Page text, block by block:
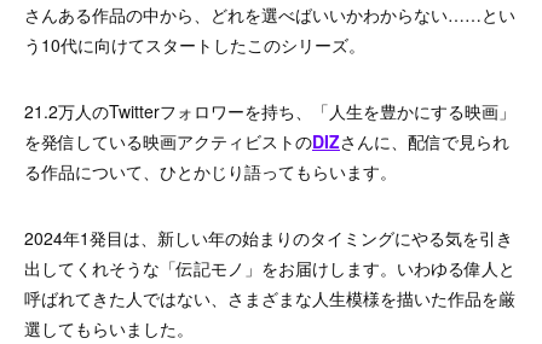
さんある作品の中から、どれを選べばいいかわからない……とい
う10代に向けてスタートしたこのシリーズ。
21.2万人のTwitterフォロワーを持ち、「人生を豊かにする映画」
を発信している映画アクティビストのDIZさんに、配信で見られ
る作品について、ひとかじり語ってもらいます。
2024年1発目は、新しい年の始まりのタイミングにやる気を引き
出してくれそうな「伝記モノ」をお届けします。いわゆる偉人と
呼ばれてきた人ではない、さまざまな人生模様を描いた作品を厳
選してもらいました。